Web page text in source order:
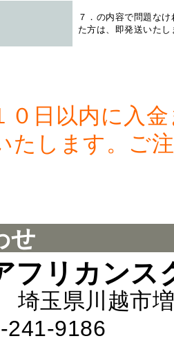
７．の内容で問題な
た方は、即発送いたし
０日以内に入
たします。ご
せ
フリカンス
玉県川越市
241-